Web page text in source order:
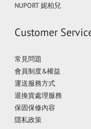
NUPORT 妮柏兒
Customer
常見問題
會員制度&權益
運送服務方式
退換貨處理服務
保固保修內容
隱私政策